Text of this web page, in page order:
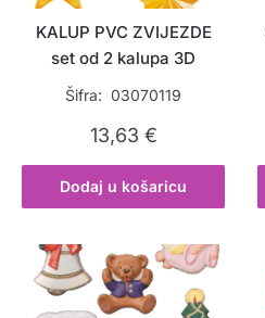
KALUP PVC ZVIJEZDE
set od 2 kalupa 3D
Šifra: 03070119
13,63 €
Dodaj u košaricu